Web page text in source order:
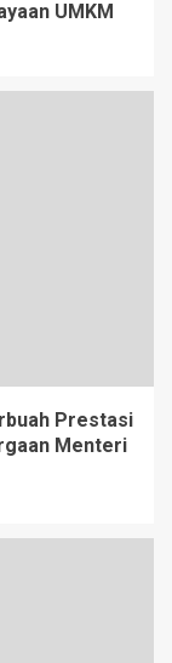
UMKM
Prestasi
Menteri